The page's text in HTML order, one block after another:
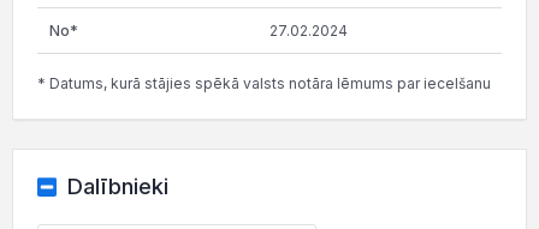
27.02.2024
* Datums, kurā stājies spēkā valsts notāra lēmums par iecelšanu
Dalībnieki